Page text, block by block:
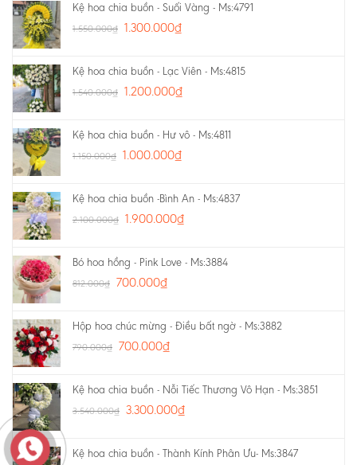
Kệ hoa chia buồn - Suối Vàng - Ms:4791
1.550.000₫ 1.300.000₫
Kệ hoa chia buồn - Lạc Viên - Ms:4815
1.540.000₫ 1.200.000₫
Kệ hoa chia buồn - Hư vô - Ms:4811
1.150.000₫ 1.000.000₫
Kệ hoa chia buồn -Bình An - Ms:4837
2.100.000₫ 1.900.000₫
Bó hoa hồng - Pink Love - Ms:3884
812.000₫ 700.000₫
Hộp hoa chúc mừng - Điều bất ngờ - Ms:3882
790.000₫ 700.000₫
Kệ hoa chia buồn - Nỗi Tiếc Thương Vô Hạn - Ms:3851
3.540.000₫ 3.300.000₫
Kệ hoa chia buồn - Thành Kính Phân Ưu- Ms:3847